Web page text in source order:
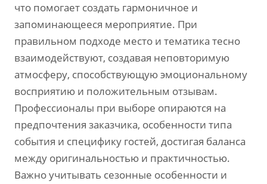
что помогает создать гармоничное и
запоминающееся мероприятие. При
правильном подходе место и тематика тесно
взаимодействуют, создавая неповторимую
атмосферу, способствующую эмоциональному
восприятию и положительным отзывам.
Профессионалы при выборе опираются на
предпочтения заказчика, особенности типа
события и специфику гостей, достигая баланса
между оригинальностью и практичностью.
Важно учитывать сезонные особенности и